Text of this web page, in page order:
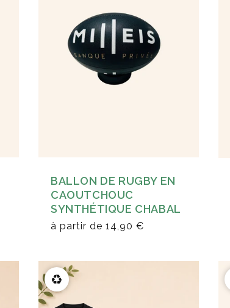
BALLON DE RUGBY EN
CAOUTCHOUC
SYNTHÉTIQUE CHABAL
à partir de 14,90 €
♻️